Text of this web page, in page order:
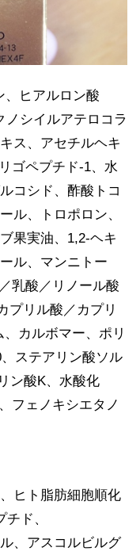
、ヒアルロン酸
ノシイルアテロコラ
ス、アセチルヘキ
ゴペプチド-1、水
コシド、酢酸トコ
ル、トロポロン、
果実油、1,2-ヘキ
ル、マンニトー
乳酸／リノール酸
プリル酸／カプリ
カルボマー、ポリ
ステアリン酸ソル
ン酸K、水酸化
フェノキシエタノ
ヒト脂肪細胞順化
ド、
、アスコルビルグ